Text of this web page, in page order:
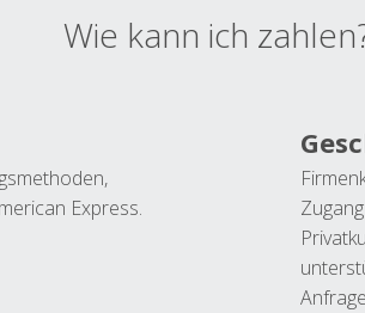
Wie kann ich
Express.